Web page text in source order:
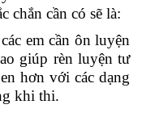
chắn cần có sẽ là:
em cần ôn luyện
giúp rèn luyện tư
hơn với các dạng
khi thi.